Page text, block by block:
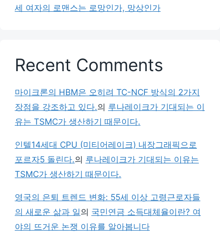
세 여자의 로맨스는 로망인가, 망상인가
Recent Comments
마이크론의 HBM은 오히려 TC-NCF 방식의 2가지
장점을 강조하고 있다.의 루나레이크가 기대되는 이
유는 TSMC가 생산하기 때문이다.
인텔14세대 CPU (미티어레이크) 내장그래픽으로
포르자5 돌린다.의 루나레이크가 기대되는 이유는
TSMC가 생산하기 때문이다.
영국의 은퇴 트렌드 변화: 55세 이상 고령근로자들
의 새로운 삶과 일의 국민연금 소득대체율이란? 여
야의 뜨거운 논쟁 이유를 알아봅니다